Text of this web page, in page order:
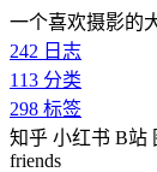
一个喜欢摄影的
242 日志
113 分类
298 标签
知乎 小红书 B站
friends